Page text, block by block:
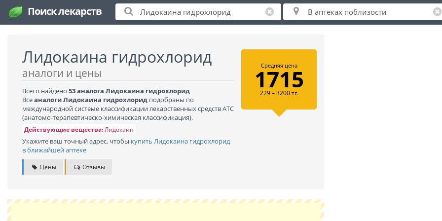
Поиск лекарств
Лидокаина гидрохлорид
аналоги и цены
Всего найдено 53 аналога Лидокаина гидрохлорид
Всеаналоги Лидокаина гидрохлорид подобраны по
международной системе классификации лекарственных средств АТС
(анатомо-терапевтическо-химическая классификация).
Действующие вещества: Лидокаин
Укажите ваш точный адрес, чтобы купить Лидокаина гидрохлорид
в ближайшей аптеке
Цены Отзывы
Средняя цена
1715
229 – 3200 тг.